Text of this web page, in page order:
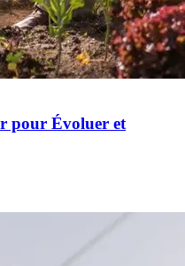
pour Évoluer et